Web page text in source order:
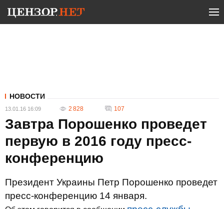
НОВОСТИ
13.01.16 16:09 2 828 107
Завтра Порошенко проведет
первую в 2016 году пресс-
конференцию
Президент Украины Петр Порошенко проведет
пресс-конференцию 14 января.